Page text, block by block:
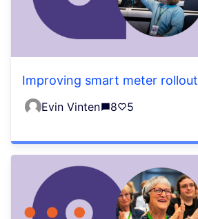
Improving smart meter rollout
Evin Vinten 8 5